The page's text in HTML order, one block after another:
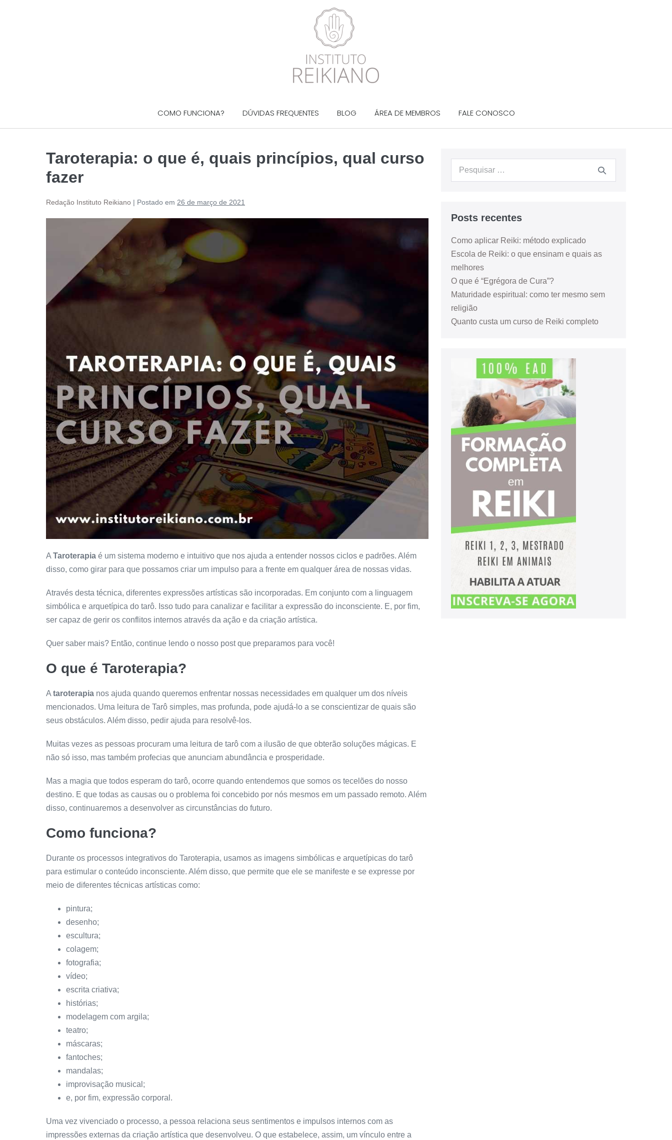
COMO FUNCIONA? DÚVIDAS FREQUENTES BLOG ÁREA DE MEMBROS FALE CONOSCO
Taroterapia: o que é, quais princípios, qual curso
fazer
Redação Instituto Reikiano | Postado em 26 de março de 2021
A Taroterapia é um sistema moderno e intuitivo que nos ajuda a entender nossos ciclos e padrões. Além
disso, como girar para que possamos criar um impulso para a frente em qualquer área de nossas vidas.
Através desta técnica, diferentes expressões artísticas são incorporadas. Em conjunto com a linguagem
simbólica e arquetípica do tarô. Isso tudo para canalizar e facilitar a expressão do inconsciente. E, por fim,
ser capaz de gerir os conflitos internos através da ação e da criação artística.
Quer saber mais? Então, continue lendo o nosso post que preparamos para você!
O que é Taroterapia?
A taroterapia nos ajuda quando queremos enfrentar nossas necessidades em qualquer um dos níveis
mencionados. Uma leitura de Tarô simples, mas profunda, pode ajudá-lo a se conscientizar de quais são
seus obstáculos. Além disso, pedir ajuda para resolvê-los.
Muitas vezes as pessoas procuram uma leitura de tarô com a ilusão de que obterão soluções mágicas. E
não só isso, mas também profecias que anunciam abundância e prosperidade.
Mas a magia que todos esperam do tarô, ocorre quando entendemos que somos os tecelões do nosso
destino. E que todas as causas ou o problema foi concebido por nós mesmos em um passado remoto. Além
disso, continuaremos a desenvolver as circunstâncias do futuro.
Como funciona?
Durante os processos integrativos do Taroterapia, usamos as imagens simbólicas e arquetípicas do tarô
para estimular o conteúdo inconsciente. Além disso, que permite que ele se manifeste e se expresse por
meio de diferentes técnicas artísticas como:
pintura;
desenho;
escultura;
colagem;
fotografia;
vídeo;
escrita criativa;
histórias;
modelagem com argila;
teatro;
máscaras;
fantoches;
mandalas;
improvisação musical;
e, por fim, expressão corporal.
Uma vez vivenciado o processo, a pessoa relaciona seus sentimentos e impulsos internos com as
impressões externas da criação artística que desenvolveu. O que estabelece, assim, um vínculo entre a
Posts recentes
Como aplicar Reiki: método explicado
Escola de Reiki: o que ensinam e quais as
melhores
O que é “Egrégora de Cura”?
Maturidade espiritual: como ter mesmo sem
religião
Quanto custa um curso de Reiki completo